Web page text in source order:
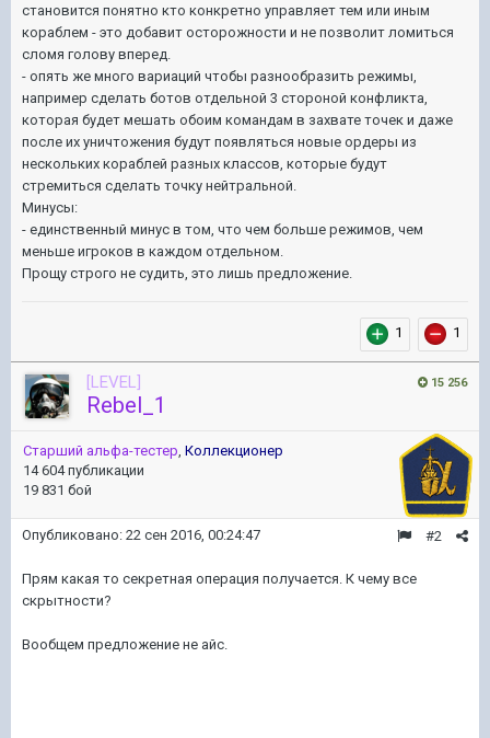
становится понятно кто конкретно управляет тем или иным
кораблем - это добавит осторожности и не позволит ломиться
сломя голову вперед.
- опять же много вариаций чтобы разнообразить режимы,
например сделать ботов отдельной 3 стороной конфликта,
которая будет мешать обоим командам в захвате точек и даже
после их уничтожения будут появляться новые ордеры из
нескольких кораблей разных классов, которые будут
стремиться сделать точку нейтральной.
Минусы:
- единственный минус в том, что чем больше режимов, чем
меньше игроков в каждом отдельном.
Прощу строго не судить, это лишь предложение.
1 1
15 256
[LEVEL]
Rebel_1
Старший альфа-тестер, Коллекционер
14 604 публикации
19 831 бой
#2
Опубликовано: 22 сен 2016, 00:24:47
Прям какая то секретная операция получается. К чему все
скрытности?
Вообщем предложение не айс.